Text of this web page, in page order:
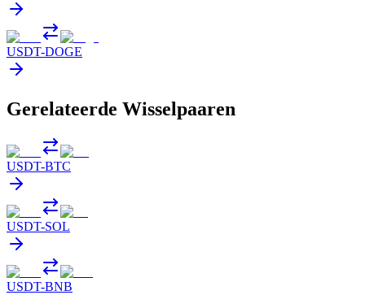
USDT-DOGE
Gerelateerde Wisselpaaren
USDT-BTC
USDT-SOL
USDT-BNB